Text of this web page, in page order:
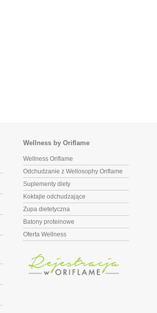
Wellness by Oriflame
Wellness Oriflame
Odchudzanie z Wellosophy Oriflame
Suplementy diety
Koktajle odchudzające
Zupa dietetyczna
Batony proteinowe
Oferta Wellness